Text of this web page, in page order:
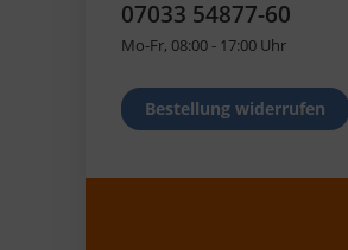
07033 54877-60
Mo-Fr, 08:00 - 17:00 Uhr
Bestellung widerrufen